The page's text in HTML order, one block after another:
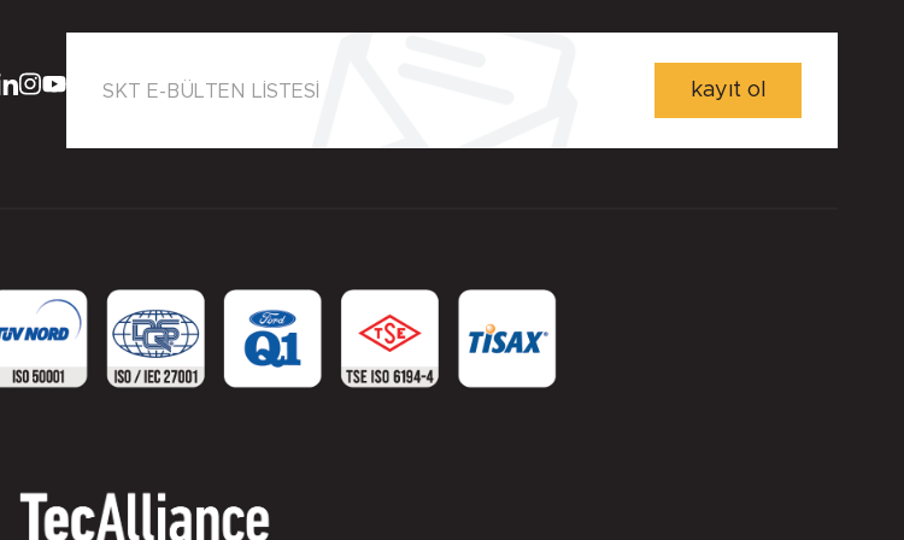
SKT E-BÜLTEN LİSTESİ kayıt ol